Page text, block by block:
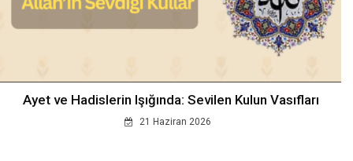
Ayet ve Hadislerin Işığında: Sevilen Kulun Vasıfları
21 Haziran 2026